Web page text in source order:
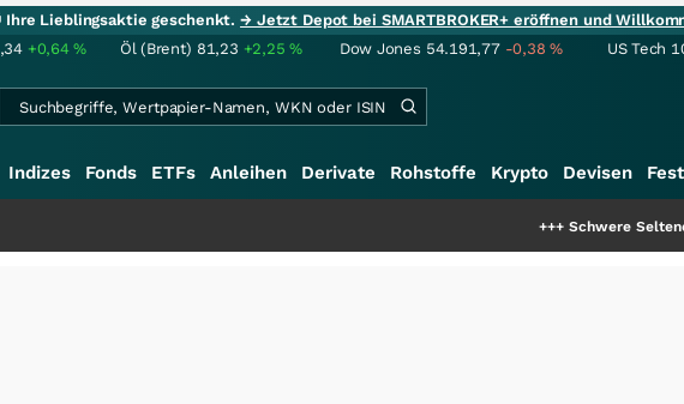
Ihre Lieblingsaktie geschenkt.→ Jetzt Depot bei SMARTBROKER+ eröffnen und
+0,64% Öl (Brent) 81,23 +2,25% Dow Jones 54.191,77 -0,38% US Tech
Indizes Fonds ETFs Anleihen Derivate Rohstoffe Krypto Devisen
Schwere Seltene Erden: